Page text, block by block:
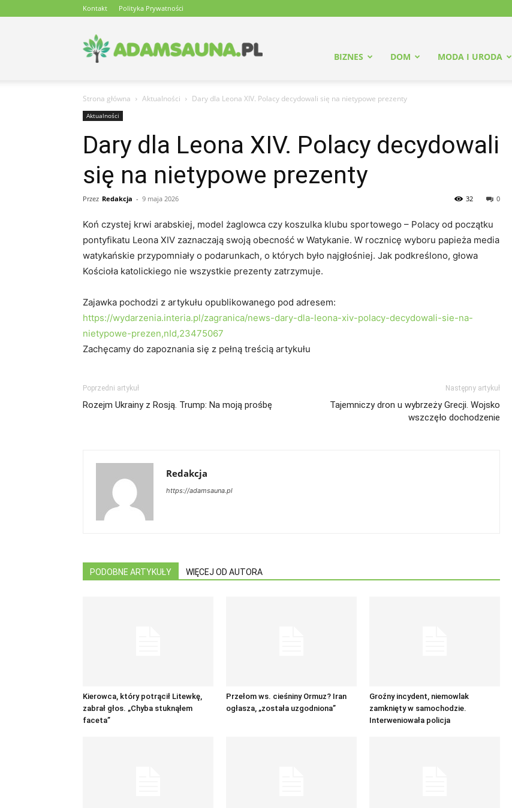
Kontakt Polityka Prywatności
strona
główna
BIZNES DOM MODA I URODA
Strona główna Aktualności Dary dla Leona XIV. Polacy decydowali się na nietypowe prezenty
Aktualności
Dary dla Leona XIV. Polacy decydowali
się na nietypowe prezenty
Przez Redakcja - 9 maja 2026 0
32
Koń czystej krwi arabskiej, model żaglowca czy koszulka klubu sportowego – Polacy od początku
pontyfikatu Leona XIV zaznaczają swoją obecność w Watykanie. W rocznicę wyboru papieża media
watykańskie przypomniały o podarunkach, o których było najgłośniej. Jak podkreślono, głowa
Kościoła katolickiego nie wszystkie prezenty zatrzymuje.
Zajawka pochodzi z artykułu opublikowanego pod adresem:
https://wydarzenia.interia.pl/zagranica/news-dary-dla-leona-xiv-polacy-decydowali-sie-na-
nietypowe-prezen,nId,23475067
Zachęcamy do zapoznania się z pełną treścią artykułu
Poprzedni artykuł
Rozejm Ukrainy z Rosją. Trump: Na moją prośbę
Następny artykuł
Tajemniczy dron u wybrzeży Grecji. Wojsko
wszczęło dochodzenie
Redakcja
https://adamsauna.pl
PODOBNE ARTYKUŁY WIĘCEJ OD AUTORA
Kierowca, który potrącił Litewkę,
zabrał głos. „Chyba stuknąłem
faceta”
Przełom ws. cieśniny Ormuz? Iran
ogłasza, „została uzgodniona”
Groźny incydent, niemowlak
zamknięty w samochodzie.
Interweniowała policja